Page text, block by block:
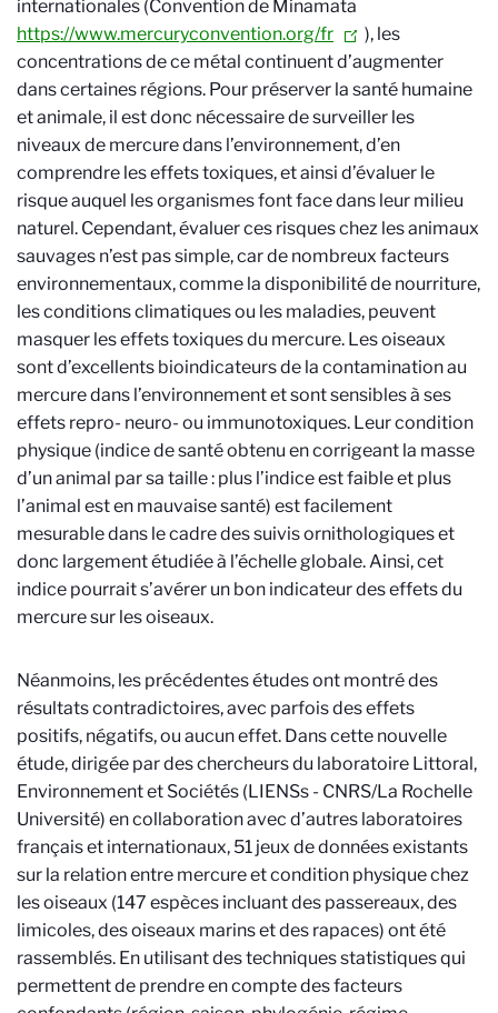
internationales (Convention de Minamata
https://www.mercuryconvention.org/fr
), les
concentrations de ce métal continuent d’augmenter
dans certaines régions. Pour préserver la santé humaine
et animale, il est donc nécessaire de surveiller les
niveaux de mercure dans l’environnement, d’en
comprendre les effets toxiques, et ainsi d’évaluer le
risque auquel les organismes font face dans leur milieu
naturel. Cependant, évaluer ces risques chez les animaux
sauvages n’est pas simple, car de nombreux facteurs
environnementaux, comme la disponibilité de nourriture,
les conditions climatiques ou les maladies, peuvent
masquer les effets toxiques du mercure. Les oiseaux
sont d’excellents bioindicateurs de la contamination au
mercure dans l’environnement et sont sensibles à ses
effets repro- neuro- ou immunotoxiques. Leur condition
physique (indice de santé obtenu en corrigeant la masse
d’un animal par sa taille : plus l’indice est faible et plus
l’animal est en mauvaise santé) est facilement
mesurable dans le cadre des suivis ornithologiques et
donc largement étudiée à l’échelle globale. Ainsi, cet
indice pourrait s’avérer un bon indicateur des effets du
mercure sur les oiseaux.
Néanmoins, les précédentes études ont montré des
résultats contradictoires, avec parfois des effets
positifs, négatifs, ou aucun effet. Dans cette nouvelle
étude, dirigée par des chercheurs du laboratoire Littoral,
Environnement et Sociétés (LIENSs - CNRS/La Rochelle
Université) en collaboration avec d’autres laboratoires
français et internationaux, 51 jeux de données existants
sur la relation entre mercure et condition physique chez
les oiseaux (147 espèces incluant des passereaux, des
limicoles, des oiseaux marins et des rapaces) ont été
rassemblés. En utilisant des techniques statistiques qui
permettent de prendre en compte des facteurs